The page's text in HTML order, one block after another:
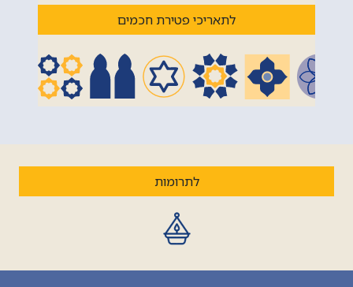
לתאריכי פטירת חכמים
לתרומות